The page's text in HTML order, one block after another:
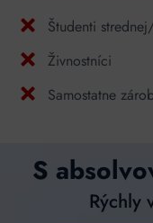
Študenti
Živnostníci
Samostatne
S
Rýchly